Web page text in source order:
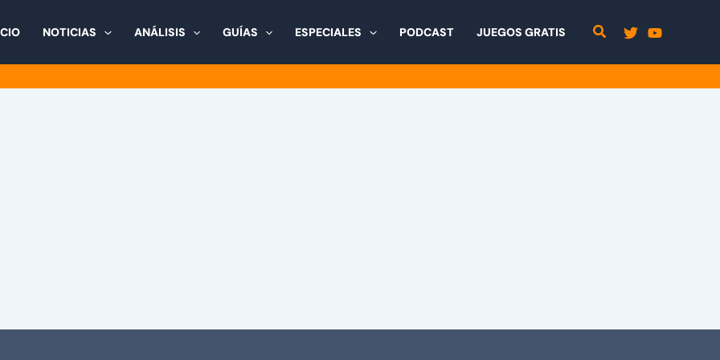
NOTICIAS ANÁLISIS GUÍAS ESPECIALES PODCAST JUEGOS GRATIS